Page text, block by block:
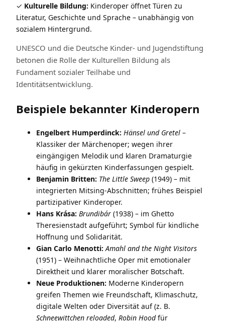
Kulturelle Bildung: Kinderoper öffnet Türen zu
Literatur, Geschichte und Sprache – unabhängig von
sozialem Hintergrund.
UNESCO und die Deutsche Kinder- und Jugendstiftung
betonen die Rolle der Kulturellen Bildung als
Fundament sozialer Teilhabe und
Identitätsentwicklung.
Beispiele bekannter Kinderopern
Engelbert Humperdinck: Hänsel und Gretel –
Klassiker der Märchenoper; wegen ihrer
eingängigen Melodik und klaren Dramaturgie
häufig in gekürzten Kinderfassungen gespielt.
Benjamin Britten: The Little Sweep (1949) – mit
integrierten Mitsing-Abschnitten; frühes Beispiel
partizipativer Kinderoper.
Hans Krása: Brundibár (1938) – im Ghetto
Theresienstadt aufgeführt; Symbol für kindliche
Hoffnung und Solidarität.
Gian Carlo Menotti: Amahl and the Night Visitors
(1951) – Weihnachtliche Oper mit emotionaler
Direktheit und klarer moralischer Botschaft.
Neue Produktionen: Moderne Kinderopern
greifen Themen wie Freundschaft, Klimaschutz,
digitale Welten oder Diversität auf (z. B.
Schneewittchen reloaded, Robin Hoodfür